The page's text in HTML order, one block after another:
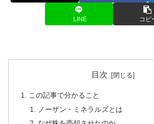
LINE コピ
目次
この記事で分かること
ノーザン・ミネラルズとは